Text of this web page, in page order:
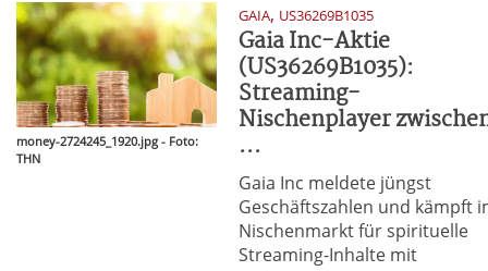
money-2724245_1920.jpg - Foto:
THN
GAIA, US36269B1035
Gaia Inc-Aktie
(US36269B1035):
Streaming-
Nischenplayer
...
Gaia Inc meldete jüngst
Geschäftszahlen und kämpft
Nischenmarkt für spirituelle
Streaming-Inhalte mit